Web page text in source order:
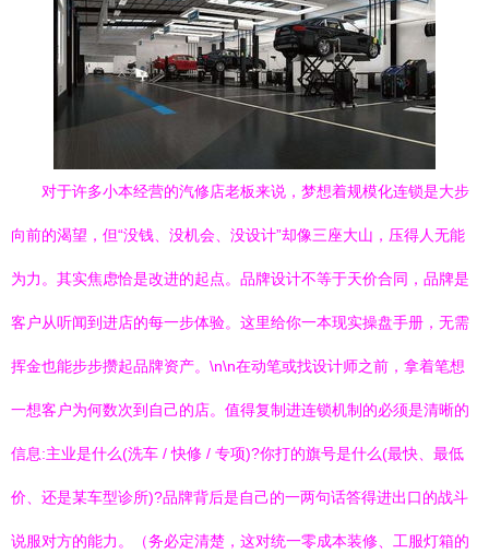
对于许多小本经营的汽修店老板来说，梦想着规模化连锁是大步
向前的渴望，但“没钱、没机会、没设计”却像三座大山，压得人无能
为力。其实焦虑恰是改进的起点。品牌设计不等于天价合同，品牌是
客户从听闻到进店的每一步体验。这里给你一本现实操盘手册，无需
挥金也能步步攒起品牌资产。\n\n在动笔或找设计师之前，拿着笔想
一想客户为何数次到自己的店。值得复制进连锁机制的必须是清晰的
信息:主业是什么(洗车 / 快修 / 专项)?你打的旗号是什么(最快、最低
价、还是某车型诊所)?品牌背后是自己的一两句话答得进出口的战斗
说服对方的能力。（务必定清楚，这对统一零成本装修、工服灯箱的